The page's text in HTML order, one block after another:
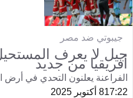
جيبوتي ضد مصر
جيل لا يعرف
أفريقيا من جديد
الفراعنة يعلنون التحدي في أرض
17:228 أكتوبر 2025